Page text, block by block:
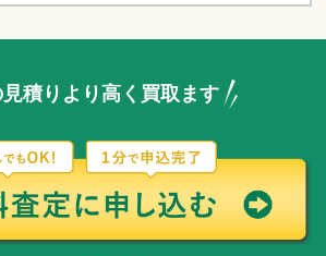
積りより高く買取ます